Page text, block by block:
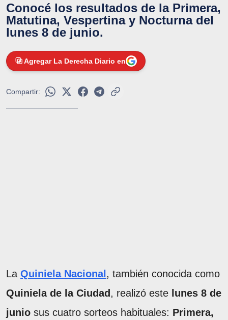
Conocé los resultados de la Primera,
Matutina, Vespertina y Nocturna del
lunes 8 de junio.
Agregar La Derecha Diario en
Compartir:
La Quiniela Nacional, también conocida como
Quiniela de la Ciudad, realizó este lunes 8 de
junio sus cuatro sorteos habituales: Primera,